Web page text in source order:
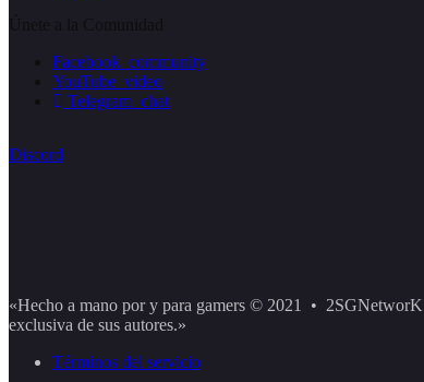
Facebook_community
YouTube_video
Telegram_chat
Discord
«Hecho a mano por y para gamers © 2021 •
exclusiva de sus autores.»
Términos del servicio